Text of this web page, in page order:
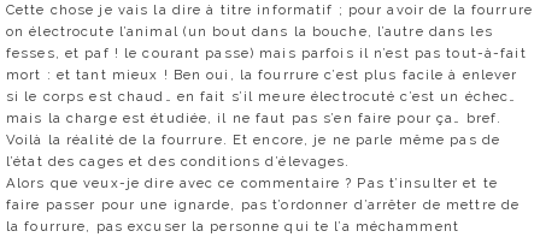
Cette chose je vais la dire à titre informatif ; pour avoir de la fourrure
on électrocute l’animal (un bout dans la bouche, l’autre dans les
fesses, et paf ! le courant passe) mais parfois il n’est pas tout-à-fait
mort : et tant mieux ! Ben oui, la fourrure c’est plus facile à enlever
si le corps est chaud… en fait s’il meure électrocuté c’est un échec…
mais la charge est étudiée, il ne faut pas s’en faire pour ça… bref.
Voilà la réalité de la fourrure. Et encore, je ne parle même pas de
l’état des cages et des conditions d’élevages.
Alors que veux-je dire avec ce commentaire ? Pas t’insulter et te
faire passer pour une ignarde, pas t’ordonner d’arrêter de mettre de
la fourrure, pas excuser la personne qui te l’a méchamment